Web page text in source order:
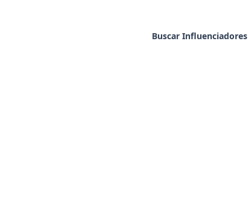
Buscar Influenciadores